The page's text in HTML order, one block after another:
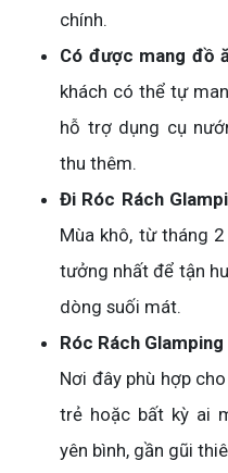
chính.
Có được mang đồ
khách có thể tự
hỗ trợ dụng cụ
thu thêm.
Đi Róc Rách
Mùa khô, từ tháng
tưởng nhất để tận
dòng suối mát.
Róc Rách
Nơi đây phù hợp
trẻ hoặc bất kỳ ai
yên bình, gần gũi